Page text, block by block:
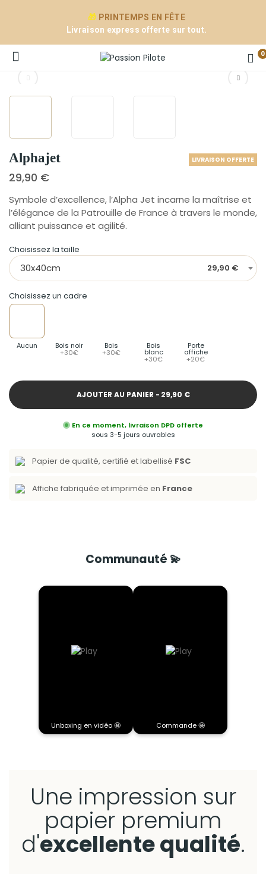
🎁 PRINTEMPS EN FÊTE
Livraison express offerte sur tout.
0
Alphajet LIVRAISON OFFERTE
29,90 €
Symbole d’excellence, l’Alpha Jet incarne la maîtrise et
l’élégance de la Patrouille de France à travers le monde,
alliant puissance et agilité.
Choisissez la taille
30x40cm 29,90 €
Choisissez un cadre
Aucun Bois noir
+30€
Bois
+30€
Bois
blanc
+30€
Porte
affiche
+20€
AJOUTER AU PANIER - 29,90 €
En ce moment, livraison DPD offerte
sous 3-5 jours ouvrables
Papier de qualité, certifié et labellisé FSC
Affiche fabriquée et imprimée en France
Communauté 💫
Unboxing en vidéo 🤩 Commande 🤩
Une impression sur
papier premium
d'excellente qualité.